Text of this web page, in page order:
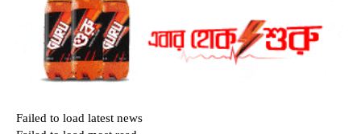
Failed to load latest news